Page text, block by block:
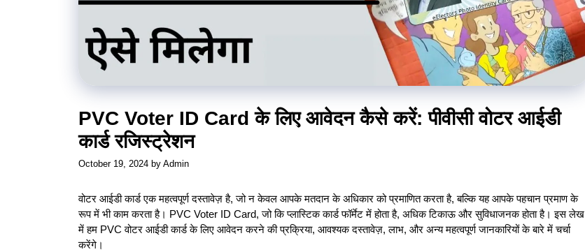
PVC Voter ID Card के लिए आवेदन कैसे करें: पीवीसी वोटर आईडी
कार्ड रजिस्ट्रेशन
October 19, 2024 by Admin
वोटर आईडी कार्ड एक महत्वपूर्ण दस्तावेज़ है, जो न केवल आपके मतदान के अधिकार को प्रमाणित करता है, बल्कि यह आपके पहचान प्रमाण के
रूप में भी काम करता है। PVC Voter ID Card, जो कि प्लास्टिक कार्ड फॉर्मेट में होता है, अधिक टिकाऊ और सुविधाजनक होता है। इस लेख
में हम PVC वोटर आईडी कार्ड के लिए आवेदन करने की प्रक्रिया, आवश्यक दस्तावेज़, लाभ, और अन्य महत्वपूर्ण जानकारियों के बारे में चर्चा
करेंगे।